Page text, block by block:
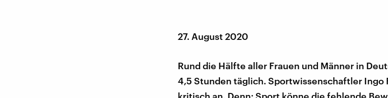
27. August 2020
Rund die Hälfte aller Frauen und Männer in
4,5 Stunden täglich. Sportwissenschaftler Ingo